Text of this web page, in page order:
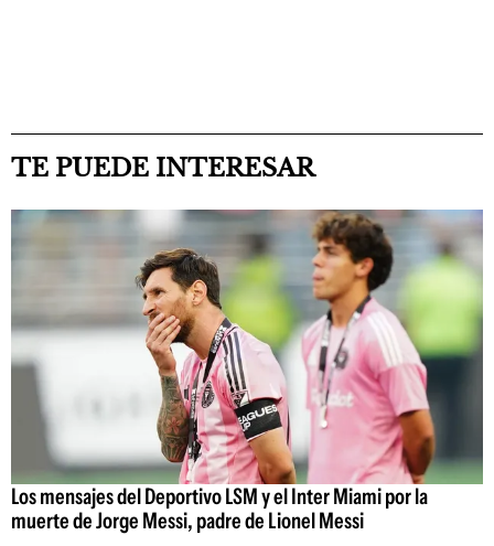
TE PUEDE INTERESAR
Los mensajes del Deportivo LSM y el Inter Miami por la
muerte de Jorge Messi, padre de Lionel Messi